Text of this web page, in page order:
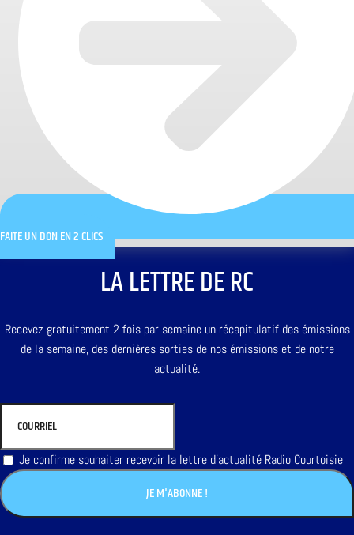
FAITE UN DON EN 2 CLICS
LA LETTRE DE RC
Recevez gratuitement 2 fois par semaine un récapitulatif des émissions
de la semaine, des dernières sorties de nos émissions et de notre
actualité.
Je confirme souhaiter recevoir la lettre d'actualité Radio Courtoisie